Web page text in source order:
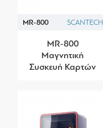
MR-800 SCANTECH
MR-800
Μαγνητική
Συσκευή Καρτών